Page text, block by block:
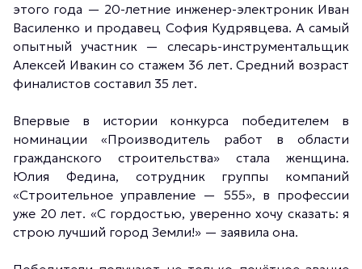
этого года — 20-летние инженер-электроник Иван
Василенко и продавец София Кудрявцева. А самый
опытный участник — слесарь-инструментальщик
Алексей Ивакин со стажем 36 лет. Средний возраст
финалистов составил 35 лет.
Впервые в истории конкурса победителем в
номинации «Производитель работ в области
гражданского строительства» стала женщина.
Юлия Федина, сотрудник группы компаний
«Строительное управление — 555», в профессии
уже 20 лет. «С гордостью, уверенно хочу сказать: я
строю лучший город Земли!» — заявила она.